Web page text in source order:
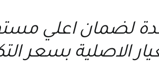
لضمان اعلي
الاصلية بسعر